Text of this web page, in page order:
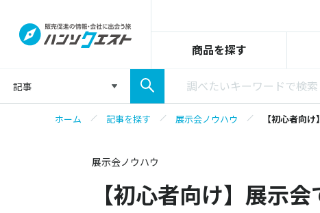
商品を探す
記事
ホーム 記事を探す 展示会ノウハウ 【初心者向
展示会ノウハウ
【初心者向け】展示